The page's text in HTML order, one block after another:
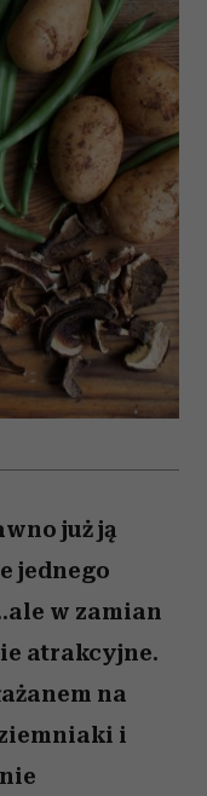
już ją
jednego
w zamian
atrakcyjne.
na
i